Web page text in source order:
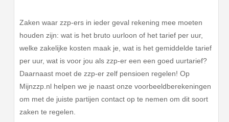
Zaken waar zzp-ers in ieder geval rekening mee moeten
houden zijn: wat is het bruto uurloon of het tarief per uur,
welke zakelijke kosten maak je, wat is het gemiddelde tarief
per uur, wat is voor jou als zzp-er een een goed uurtarief?
Daarnaast moet de zzp-er zelf pensioen regelen! Op
Mijnzzp.nl helpen we je naast onze voorbeeldberekeningen
om met de juiste partijen contact op te nemen om dit soort
zaken te regelen.